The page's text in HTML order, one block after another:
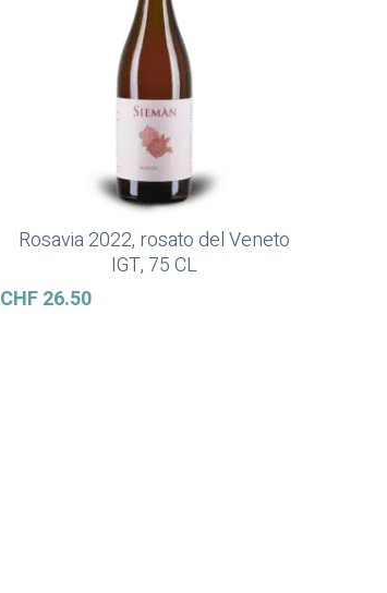
Ajouter Au Panier
Rosavia 2022, rosato del Veneto
IGT, 75 CL
CHF26.50